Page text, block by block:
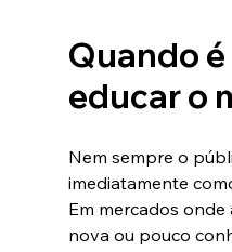
Quando
educar o
Nem sempre o
imediatamente
Em mercados
nova ou pouco